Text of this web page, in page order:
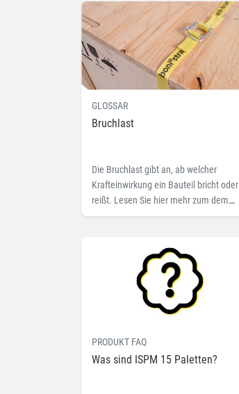
GLOSSAR
Bruchlast
Die Bruchlast gibt an, ab welcher
Krafteinwirkung ein Bauteil bricht oder
reißt. Lesen Sie hier mehr zum dem
Fachbegriff Bruchlast.
PRODUKT FAQ
Was sind ISPM 15 Paletten?